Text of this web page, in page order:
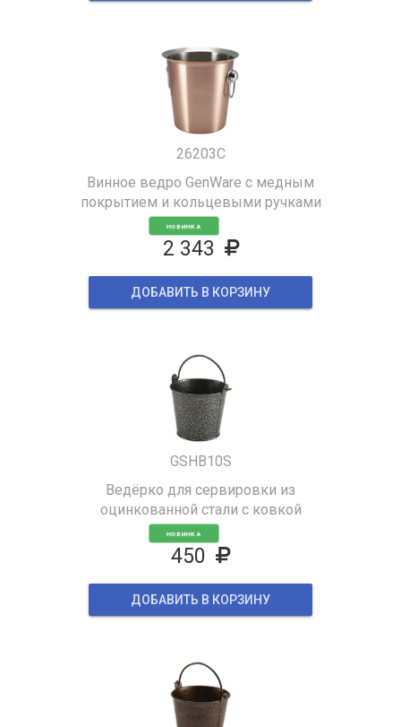
26203C
Винное ведро GenWare с медным
покрытием и кольцевыми ручками
НОВИНКА
2 343
ДОБАВИТЬ В КОРЗИНУ
GSHB10S
Ведёрко для сервировки из
оцинкованной стали с ковкой
НОВИНКА
450
ДОБАВИТЬ В КОРЗИНУ